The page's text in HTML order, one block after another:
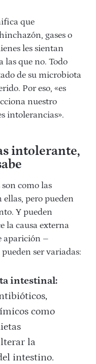
que
gases o
les sientan
las que no. Todo
de su microbiota
Por eso, «es
nuestro
intolerancias».
intolerante,
como las
ellas, pero pueden
Y pueden
la causa externa
aparición –
ser variadas:
intestinal:
como
la
intestino.